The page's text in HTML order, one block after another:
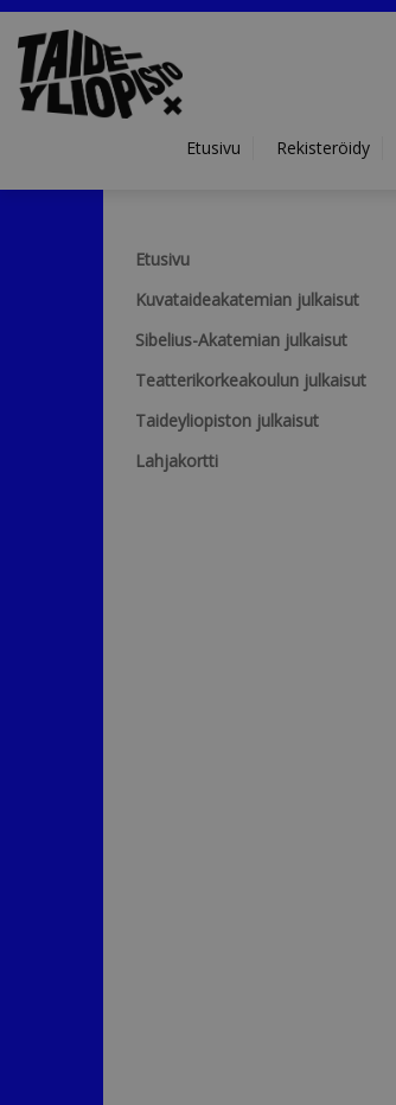
Hyppää pääsisältöön
Etusivu Rekisteröidy
Etusivu
Kuvataideakatemian julkaisut
Sibelius-Akatemian julkaisut
Teatterikorkeakoulun julkaisut
Taideyliopiston julkaisut
Lahjakortti